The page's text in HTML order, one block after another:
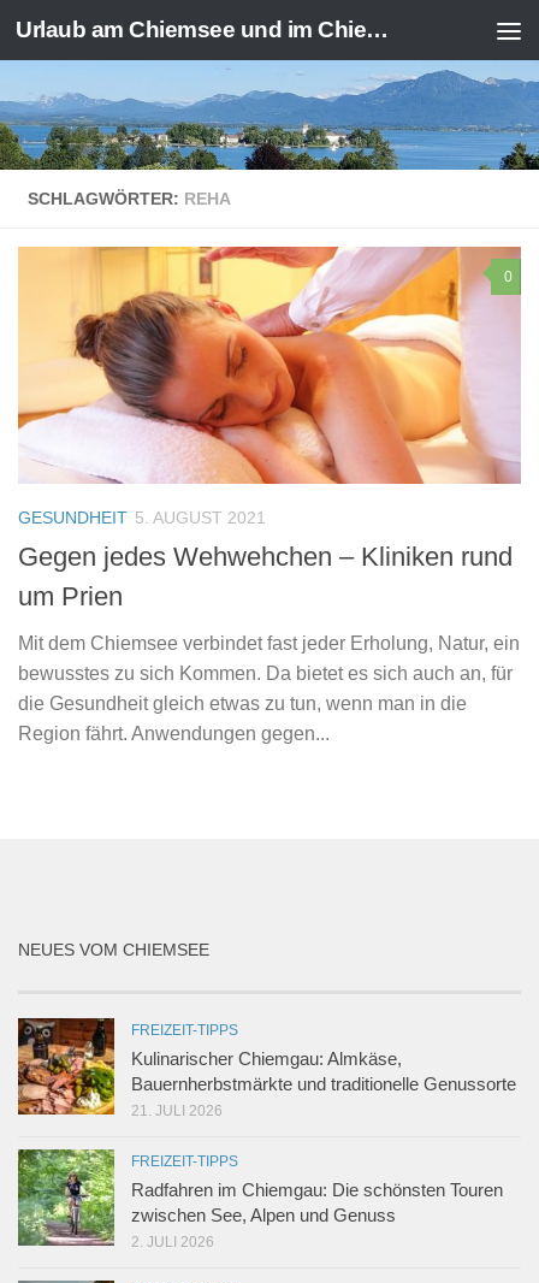
Zum Inhalt springen Urlaub am Chiemsee und im Chiemgau
SCHLAGWÖRTER: REHA
0
GESUNDHEIT 5. AUGUST 2021
Gegen jedes Wehwehchen – Kliniken rund
um Prien
Mit dem Chiemsee verbindet fast jeder Erholung, Natur, ein
bewusstes zu sich Kommen. Da bietet es sich auch an, für
die Gesundheit gleich etwas zu tun, wenn man in die
Region fährt. Anwendungen gegen...
NEUES VOM CHIEMSEE
FREIZEIT-TIPPS
Kulinarischer Chiemgau: Almkäse,
Bauernherbstmärkte und traditionelle Genussorte
21. JULI 2026
FREIZEIT-TIPPS
Radfahren im Chiemgau: Die schönsten Touren
zwischen See, Alpen und Genuss
2. JULI 2026